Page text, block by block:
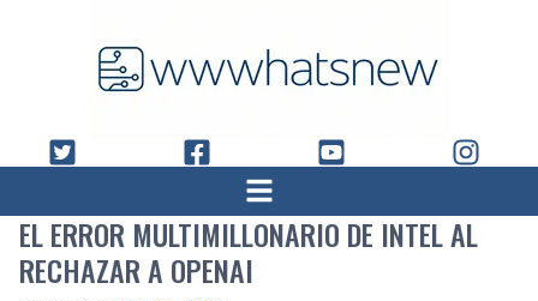
EL ERROR MULTIMILLONARIO DE INTEL AL
RECHAZAR A OPENAI